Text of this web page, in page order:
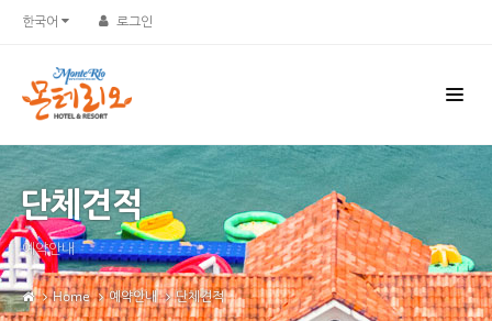
한국어 로그인
단체견적
예약안내
Home 예약안내 단체견적
Sketchbook5, 스케치북5